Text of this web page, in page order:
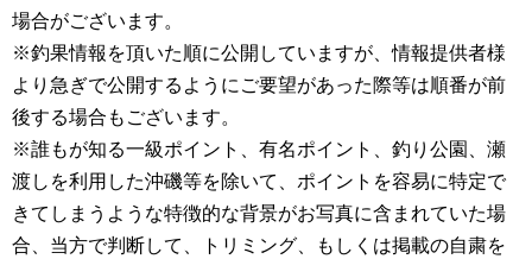
場合がございます。
※釣果情報を頂いた順に公開していますが、情報提供者様
より急ぎで公開するようにご要望があった際等は順番が前
後する場合もございます。
※誰もが知る一級ポイント、有名ポイント、釣り公園、瀬
渡しを利用した沖磯等を除いて、ポイントを容易に特定で
きてしまうような特徴的な背景がお写真に含まれていた場
合、当方で判断して、トリミング、もしくは掲載の自粛を